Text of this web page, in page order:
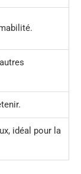
idéal pour la